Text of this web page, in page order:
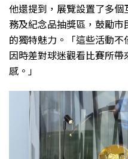
他還提到，展覽設置了多
務及紀念品抽獎區，鼓勵
的獨特魅力。「這些活動
因時差對球迷觀看比賽所
感。」